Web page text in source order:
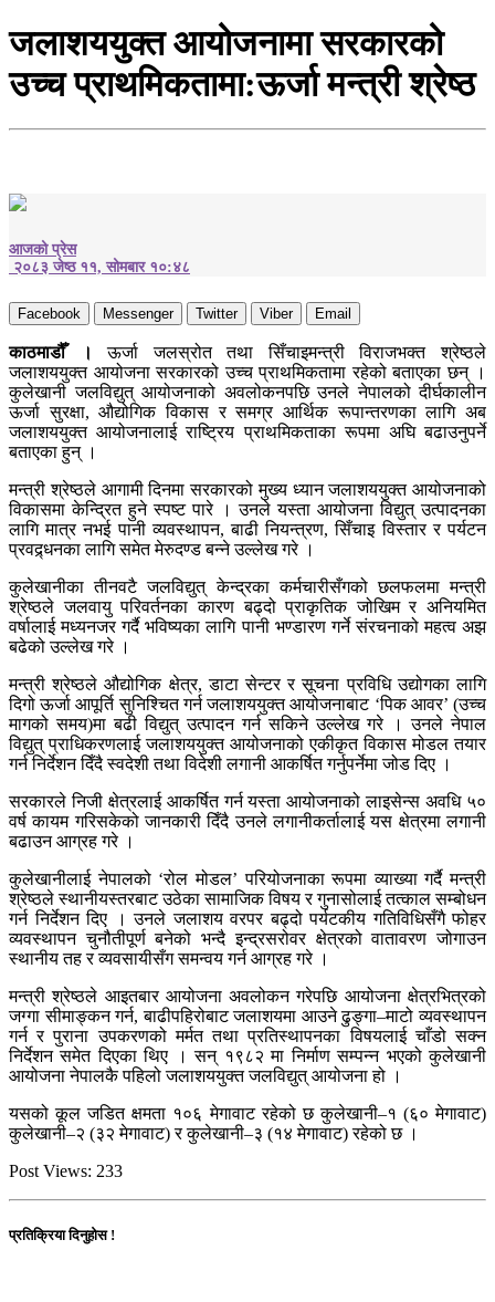
जलाशययुक्त आयोजनामा सरकारको
उच्च प्राथमिकतामा:ऊर्जा मन्त्री श्रेष्ठ
आजको प्रेस
२०८३ जेष्ठ ११, सोमबार १०:४८
Facebook Messenger Twitter Viber Email
काठमाडौँ ।
ऊर्जा जलस्रोत तथा सिँचाइमन्त्री विराजभक्त श्रेष्ठले
जलाशययुक्त आयोजना सरकारको उच्च प्राथमिकतामा रहेको बताएका छन् ।
कुलेखानी जलविद्युत् आयोजनाको अवलोकनपछि उनले नेपालको दीर्घकालीन
ऊर्जा सुरक्षा, औद्योगिक विकास र समग्र आर्थिक रूपान्तरणका लागि अब
जलाशययुक्त आयोजनालाई राष्ट्रिय प्राथमिकताका रूपमा अघि बढाउनुपर्ने
बताएका हुन् ।
मन्त्री श्रेष्ठले आगामी दिनमा सरकारको मुख्य ध्यान जलाशययुक्त आयोजनाको
विकासमा केन्द्रित हुने स्पष्ट पारे । उनले यस्ता आयोजना विद्युत् उत्पादनका
लागि मात्र नभई पानी व्यवस्थापन, बाढी नियन्त्रण, सिँचाइ विस्तार र पर्यटन
प्रवद्र्धनका लागि समेत मेरुदण्ड बन्ने उल्लेख गरे ।
कुलेखानीका तीनवटै जलविद्युत् केन्द्रका कर्मचारीसँगको छलफलमा मन्त्री
श्रेष्ठले जलवायु परिवर्तनका कारण बढ्दो प्राकृतिक जोखिम र अनियमित
वर्षालाई मध्यनजर गर्दै भविष्यका लागि पानी भण्डारण गर्ने संरचनाको महत्व अझ
बढेको उल्लेख गरे ।
मन्त्री श्रेष्ठले औद्योगिक क्षेत्र, डाटा सेन्टर र सूचना प्रविधि उद्योगका लागि
दिगो ऊर्जा आपूर्ति सुनिश्चित गर्न जलाशययुक्त आयोजनाबाट ‘पिक आवर’ (उच्च
मागको समय)मा बढी विद्युत् उत्पादन गर्न सकिने उल्लेख गरे । उनले नेपाल
विद्युत् प्राधिकरणलाई जलाशययुक्त आयोजनाको एकीकृत विकास मोडल तयार
गर्न निर्देशन दिँदै स्वदेशी तथा विदेशी लगानी आकर्षित गर्नुपर्नेमा जोड दिए ।
सरकारले निजी क्षेत्रलाई आकर्षित गर्न यस्ता आयोजनाको लाइसेन्स अवधि ५०
वर्ष कायम गरिसकेको जानकारी दिँदै उनले लगानीकर्तालाई यस क्षेत्रमा लगानी
बढाउन आग्रह गरे ।
कुलेखानीलाई नेपालको ‘रोल मोडल’ परियोजनाका रूपमा व्याख्या गर्दै मन्त्री
श्रेष्ठले स्थानीयस्तरबाट उठेका सामाजिक विषय र गुनासोलाई तत्काल सम्बोधन
गर्न निर्देशन दिए । उनले जलाशय वरपर बढ्दो पर्यटकीय गतिविधिसँगै फोहर
व्यवस्थापन चुनौतीपूर्ण बनेको भन्दै इन्द्रसरोवर क्षेत्रको वातावरण जोगाउन
स्थानीय तह र व्यवसायीसँग समन्वय गर्न आग्रह गरे ।
मन्त्री श्रेष्ठले आइतबार आयोजना अवलोकन गरेपछि आयोजना क्षेत्रभित्रको
जग्गा सीमाङ्कन गर्न, बाढीपहिरोबाट जलाशयमा आउने ढुङ्गा–माटो व्यवस्थापन
गर्न र पुराना उपकरणको मर्मत तथा प्रतिस्थापनका विषयलाई चाँडो सक्न
निर्देशन समेत दिएका थिए । सन् १९८२ मा निर्माण सम्पन्न भएको कुलेखानी
आयोजना नेपालकै पहिलो जलाशययुक्त जलविद्युत् आयोजना हो ।
यसको कूल जडित क्षमता १०६ मेगावाट रहेको छ कुलेखानी–१ (६० मेगावाट)
कुलेखानी–२ (३२ मेगावाट) र कुलेखानी–३ (१४ मेगावाट) रहेको छ ।
Post Views: 233
प्रतिक्रिया दिनुहोस !